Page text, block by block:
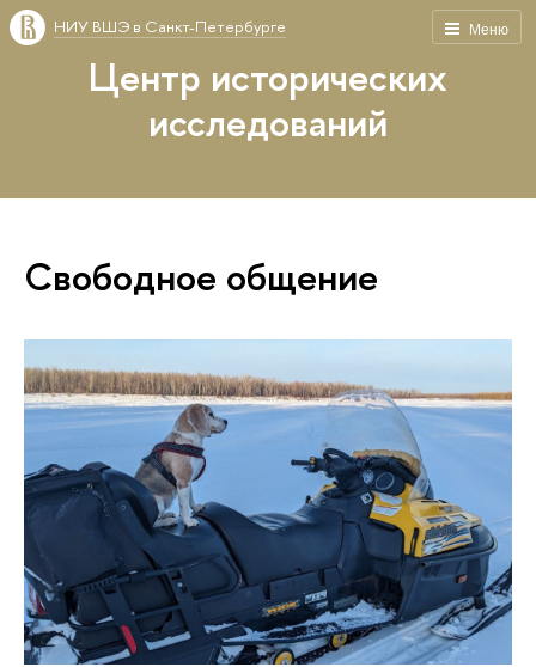
Меню
НИУ ВШЭ в Санкт-Петербурге
Центр исторических
исследований
Свободное общение